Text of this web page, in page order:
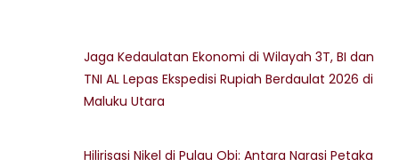
Jaga Kedaulatan Ekonomi di Wilayah 3T, BI dan
TNI AL Lepas Ekspedisi Rupiah Berdaulat 2026 di
Maluku Utara
Hilirisasi Nikel di Pulau Obi: Antara Narasi Petaka